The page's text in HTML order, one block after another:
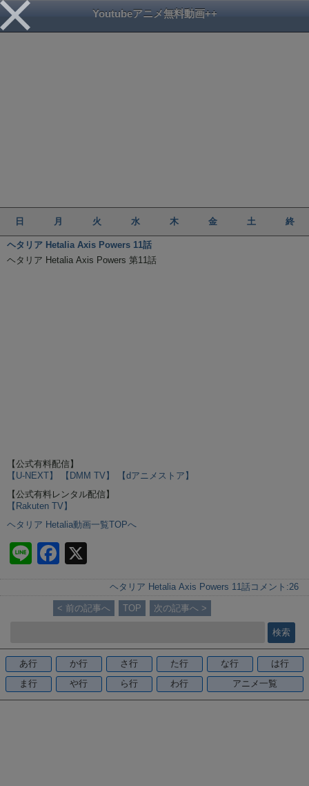
Youtubeアニメ無料動画++
日 月 火 水 木 金 土 終
ヘタリア Hetalia Axis Powers 11話
ヘタリア Hetalia Axis Powers 第11話
【公式有料配信】
【U-NEXT】
【DMM TV】
【dアニメストア】
【公式有料レンタル配信】
【Rakuten TV】
ヘタリア Hetalia動画一覧TOPへ
Li
n
e
F
a
c
e
o
o
k
ヘタリア Hetalia Axis Powers 11話 コメント:26
< 前の記事へ TOP 次の記事へ >
あ行 か行 さ行 た行 な行
は行
ま行
や行 ら行 わ行 アニメ一覧